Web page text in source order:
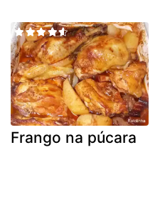
Frango na púcara